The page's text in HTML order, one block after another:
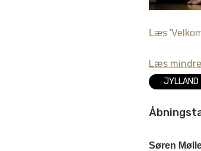
Læs
Læs mindre
JYLLAND
Søren